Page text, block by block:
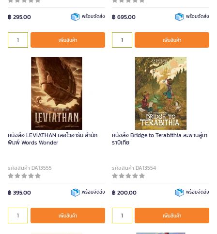
฿ 295.00 พร้อมจัดส่ง
เพิ่มสินค้า
฿ 695.00 พร้อมจัดส่ง
เพิ่มสินค้า
หนังสือ LEVIATHAN เลอไวอาธัน สำนัก
พิมพ์ Words Wonder
รหัสสินค้า DA13555
฿ 395.00 พร้อมจัดส่ง
เพิ่มสินค้า
หนังสือ Bridge to Terabithia สะพานสู่เท
ราบิเทีย
รหัสสินค้า DA13554
฿ 200.00 พร้อมจัดส่ง
เพิ่มสินค้า